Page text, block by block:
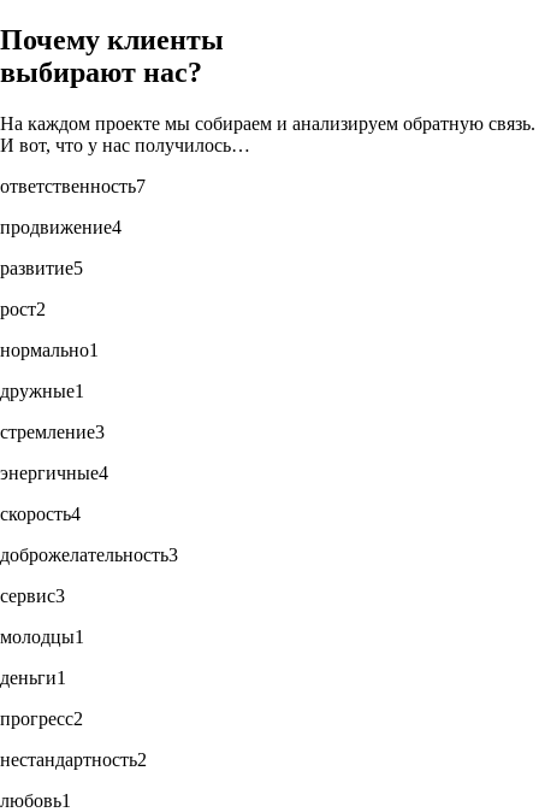
Почему клиенты
выбирают нас?
На каждом проекте мы собираем и анализируем обратную связь.
И вот, что у нас получилось…
ответственность7
продвижение4
развитие5
рост2
нормально1
дружные1
стремление3
энергичные4
скорость4
доброжелательность3
сервис3
молодцы1
деньги1
прогресс2
нестандартность2
любовь1